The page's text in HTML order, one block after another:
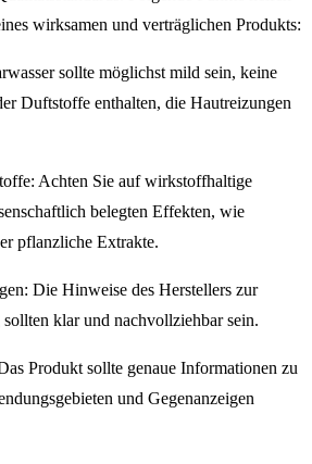
wirksamen und verträglichen Produkts:
sollte möglichst mild sein, keine
Duftstoffe enthalten, die Hautreizungen
Achten Sie auf wirkstoffhaltige
belegten Effekten, wie
pflanzliche Extrakte.
Die Hinweise des Herstellers zur
klar und nachvollziehbar sein.
Produkt sollte genaue Informationen zu
und Gegenanzeigen